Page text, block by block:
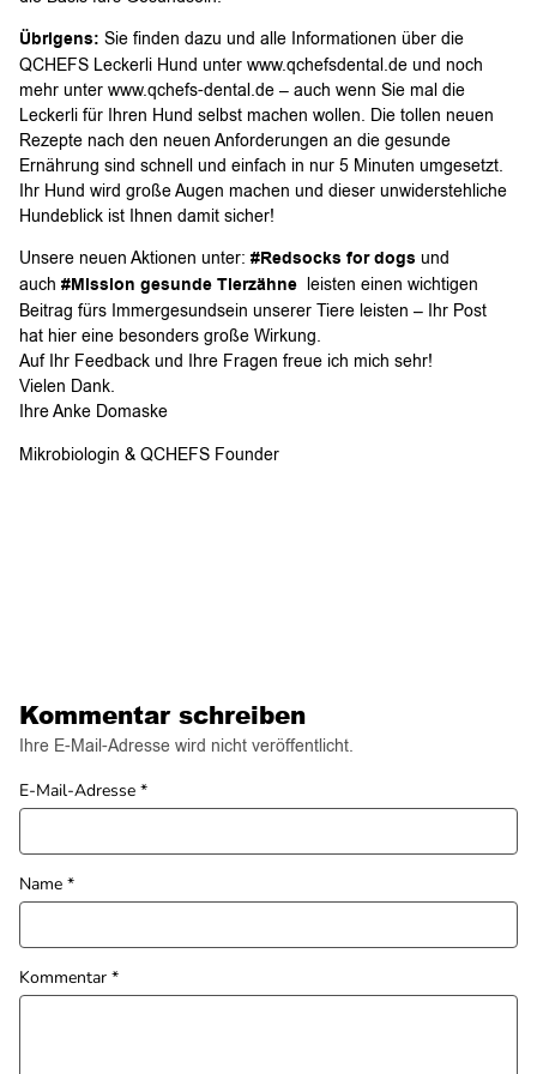
Übrigens: Sie finden dazu und alle Informationen über die
QCHEFS Leckerli Hund unter www.qchefsdental.de und noch
mehr unter www.qchefs-dental.de – auch wenn Sie mal die
Leckerli für Ihren Hund selbst machen wollen. Die tollen neuen
Rezepte nach den neuen Anforderungen an die gesunde
Ernährung sind schnell und einfach in nur 5 Minuten umgesetzt.
Ihr Hund wird große Augen machen und dieser unwiderstehliche
Hundeblick ist Ihnen damit sicher!
Unsere neuen Aktionen unter: #Redsocks for dogs und
auch #Mission gesunde Tierzähne leisten einen wichtigen
Beitrag fürs Immergesundsein unserer Tiere leisten – Ihr Post
hat hier eine besonders große Wirkung.
Auf Ihr Feedback und Ihre Fragen freue ich mich sehr!
Vielen Dank.
Ihre Anke Domaske
Mikrobiologin & QCHEFS Founder
Kommentar schreiben
Ihre E-Mail-Adresse wird nicht veröffentlicht.
Kommentar *
Name *
E-Mail-Adresse *